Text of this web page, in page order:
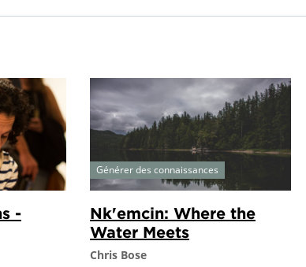
-
Générer des connaissances
Nk'emcin: Where the
Water Meets
Chris Bose